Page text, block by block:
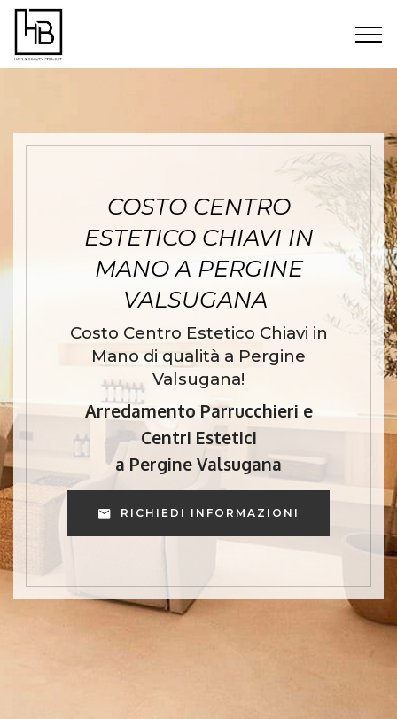
COSTO CENTRO
ESTETICO CHIAVI IN
MANO A PERGINE
VALSUGANA
Costo Centro Estetico Chiavi in
Mano di qualità a Pergine
Valsugana!
Arredamento Parrucchieri e
Centri Estetici
a Pergine Valsugana
RICHIEDI INFORMAZIONI